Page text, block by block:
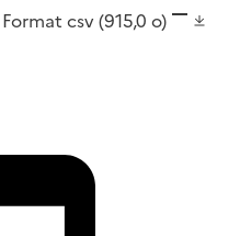
Format csv(915,0 o)